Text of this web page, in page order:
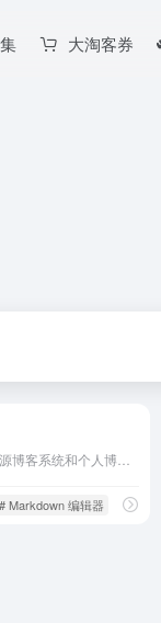
大淘客券
# Markdown 编辑器